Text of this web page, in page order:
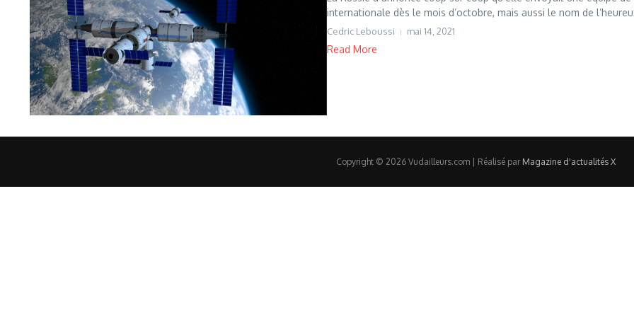
internationale dès le mois d’octobre, mais aussi le nom de
Cedric Leboussi mai 14, 2021
Read More
Copyright © 2026 Vudailleurs.com | Réalisé par Magazine d'actualités X